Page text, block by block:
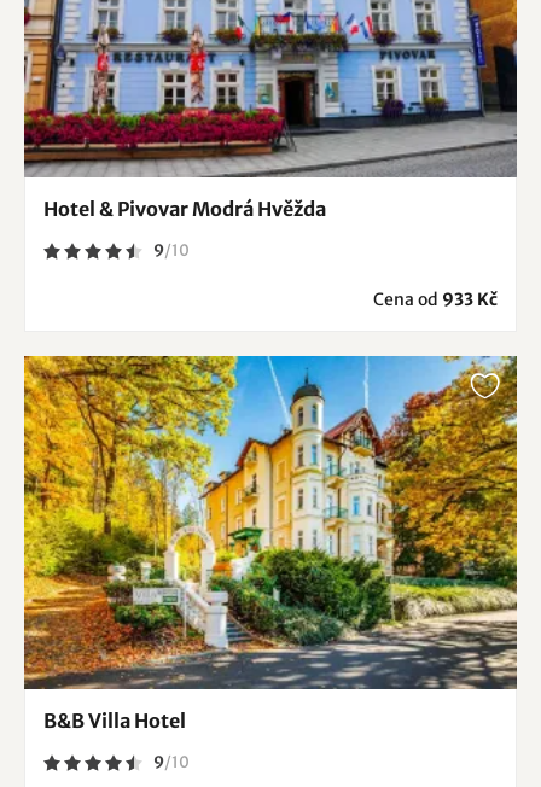
Hotel & Pivovar Modrá Hvěžda
9/10
Cena od 933 Kč
B&B Villa Hotel
9/10